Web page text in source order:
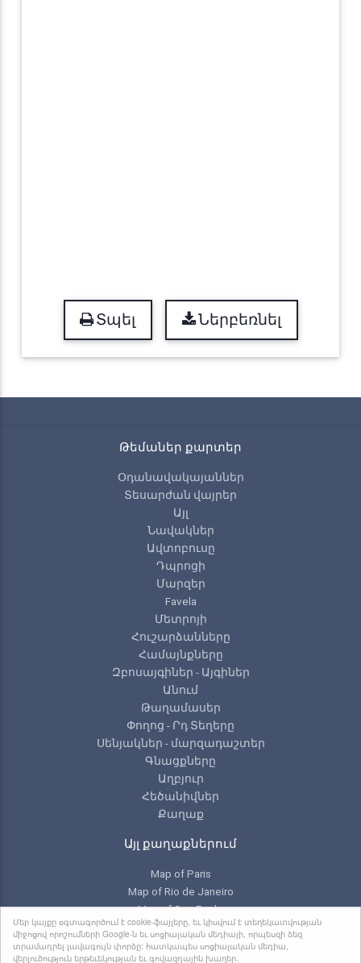
Մեր կայքը օգտագործում է cookie-ֆայլերը, եւ կիսվում է տեղեկատվության
միջոցով որոշումների Google-ն եւ սոցիալական մեդիայի, որպեսզի ձեզ
տրամադրել լավագույն փորձը: հատկապես սոցիալական մեդիա,
վերլուծություն երթեւեկության եւ գովազդային խաղեր.
Տպել Ներբեռնել
Թեմաներ քարտեր
Օդանավակայաններ
Տեսարժան վայրեր
Այլ
Նավակներ
Ավտոբուսը
Դպրոցի
Մարզեր
Favela
Մետրոյի
Հուշարձանները
Համայնքները
Զբոսայգիներ - Այգիներ
Անում
Թաղամասեր
Փողոց - Րդ Տեղերը
Սենյակներ - մարզադաշտեր
Գնացքները
Աղբյուր
Հեծանիվներ
Քաղաք
Այլ քաղաքներում
Map of Paris
Map of Rio de Janeiro
Map of Sao Paulo
Map of Toronto